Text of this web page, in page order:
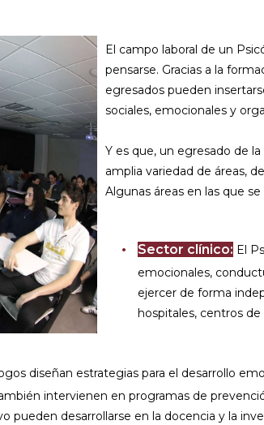
El campo laboral de un
pensarse. Gracias a la
egresados pueden
sociales, emocionales y
Y es que, un egresado de
amplia variedad de áreas,
Algunas áreas en las que
Sector clínico: El
emocionales,
ejercer de forma
hospitales, centros
diseñan estrategias para el desarrollo
intervienen en programas de
pueden desarrollarse en la docencia y la